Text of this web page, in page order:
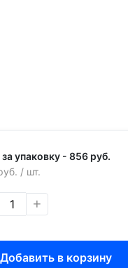
упаковку - 856 руб.
/ шт.
+
Добавить в корзину